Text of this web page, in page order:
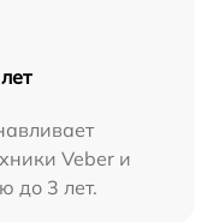
Veber и
до 3 лет.